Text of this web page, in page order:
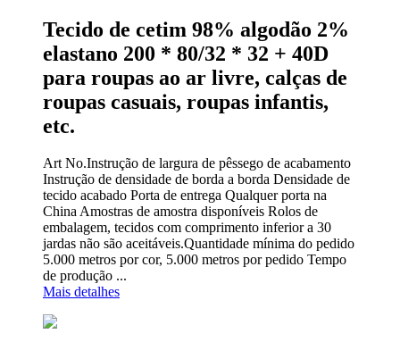
Tecido de cetim 98% algodão 2%
elastano 200 * 80/32 * 32 + 40D
para roupas ao ar livre, calças de
roupas casuais, roupas infantis,
etc.
Art No.Instrução de largura de pêssego de acabamento
Instrução de densidade de borda a borda Densidade de
tecido acabado Porta de entrega Qualquer porta na
China Amostras de amostra disponíveis Rolos de
embalagem, tecidos com comprimento inferior a 30
jardas não são aceitáveis.Quantidade mínima do pedido
5.000 metros por cor, 5.000 metros por pedido Tempo
de produção ...
Mais detalhes